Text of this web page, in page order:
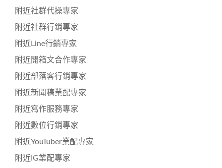
附近社群代操專家
附近社群行銷專家
附近Line行銷專家
附近開箱文合作專家
附近部落客行銷專家
附近新聞稿業配專家
附近寫作服務專家
附近數位行銷專家
附近YouTuber業配專家
附近IG業配專家